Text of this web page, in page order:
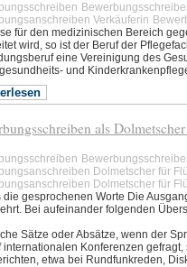
Verkäuferin
für den medizinischen Bereich
wird, so ist der Beruf der
eine Vereinigung des
und
als
Dolmetscher für
Dolmetscher für
die gesprochenen Worte Die
Bei aufeinander folgenden
Sätze oder Absätze, wenn der
internationalen Konferenzen
etwa bei Rundfunkreden,